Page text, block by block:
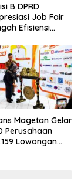
B DPRD
Job Fair
Efisiensi
Magetan Gelar
Perusahaan
Lowongan